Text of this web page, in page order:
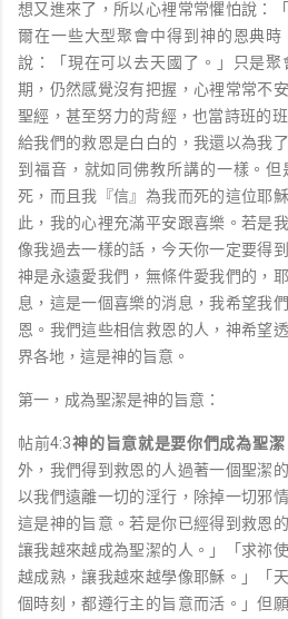
想又進來了，所以心裡常常懼怕說：
爾在一些大型聚會中得到神的恩典時
說：「現在可以去天國了。」只是
期，仍然感覺沒有把握，心裡常常不
聖經，甚至努力的背經，也當詩班的
給我們的救恩是白白的，我還以為我
到福音，就如同佛教所講的一樣。
死，而且我『信』為我而死的這位耶
此，我的心裡充滿平安跟喜樂。若是
像我過去一樣的話，今天你一定要得
神是永遠愛我們，無條件愛我們的，
息，這是一個喜樂的消息，我希望我
恩。我們這些相信救恩的人，神希望
界各地，這是神的旨意。
第一，成為聖潔是神的旨意：
帖前4:3神的旨意就是要你們成為聖潔
外，我們得到救恩的人過著一個聖潔
以我們遠離一切的淫行，除掉一切邪
這是神的旨意。若是你已經得到救恩
讓我越來越成為聖潔的人。」「求祢
越成熟，讓我越來越學像耶穌。」「
個時刻，都遵行主的旨意而活。」但